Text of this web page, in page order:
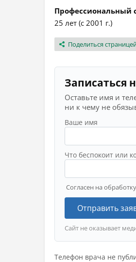
Профессиональный
25 лет (с 2001 г.)
Поделиться
Записаться
Оставьте имя и
ни к чему не
Ваше имя
Что беспокоит или
Согласен на
Отправить
Сайт не оказывает
Телефон врача не